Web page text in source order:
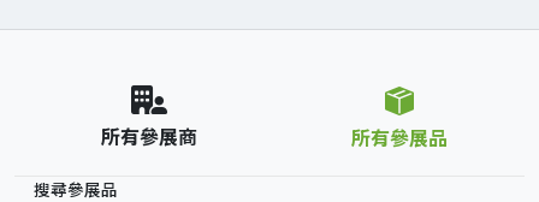
所有參展商 所有參展品
搜尋參展品